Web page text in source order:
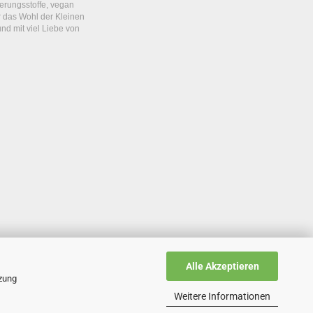
Alle Akzeptieren
Weitere Informationen
vegan
Wohl der Kleinen
mit viel Liebe von